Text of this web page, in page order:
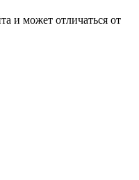
и может отличаться от